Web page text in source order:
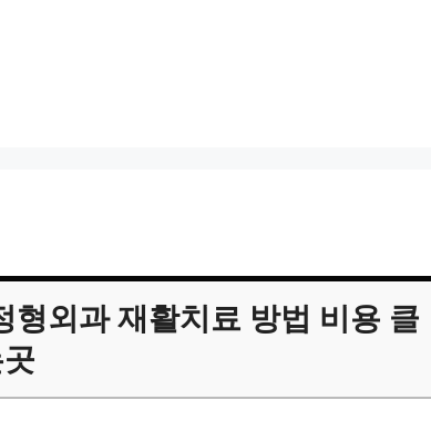
외과 재활치료 방법 비용 클